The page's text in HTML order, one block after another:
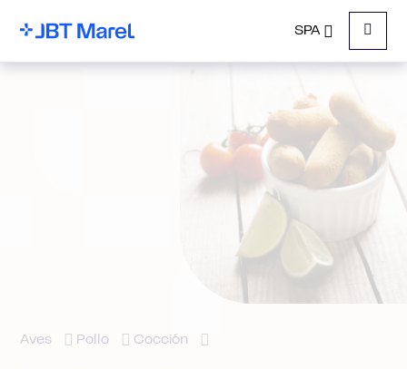
SPA
Menu
Aves Pollo Cocción